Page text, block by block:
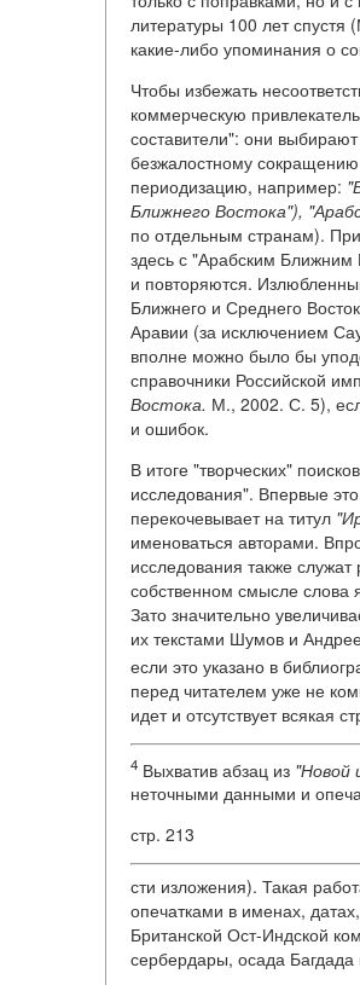
литературы 100 лет спустя
какие-либо упоминания о
Чтобы избежать
коммерческую
составители": они
безжалостному
периодизацию, например:
Ближнего Востока"),
по отдельным странам).
здесь с "Арабским Ближним
и повторяются.
Ближнего и Среднего
Аравии (за исключением
вполне можно было бы
справочники Российской
Востока. М., 2002. С. 5),
и ошибок.
В итоге "творческих"
исследования". Впервые
перекочевывает на титул
именоваться авторами.
исследования также
собственном смысле слова
Зато значительно
их текстами Шумов и
если это указано в
перед читателем уже не
идет и отсутствует всякая
4 Выхватив абзац из "Новой
неточными данными и
стр. 213
сти изложения). Такая
опечатками в именах,
Британской Ост-Индской
сербердары, осада